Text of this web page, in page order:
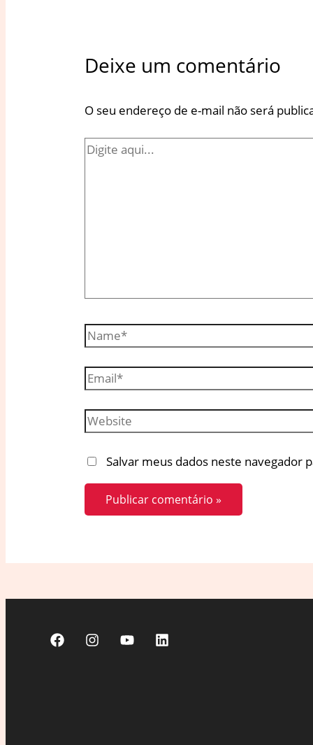
Deixe um comentário
O seu endereço de e-mail não será
Digite
Name*
Email*
Website
Salvar meus dados neste navegador